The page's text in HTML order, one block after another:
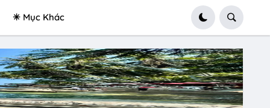
✳ Mục Khác